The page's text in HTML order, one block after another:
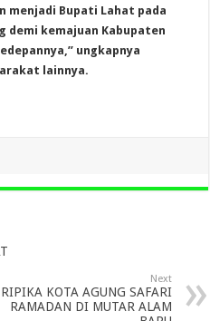
menjadi Bupati Lahat pada
demi kemajuan Kabupaten
ungkapnya
lainnya.
Next
KOTA AGUNG SAFARI
RAMADAN DI MUTAR ALAM